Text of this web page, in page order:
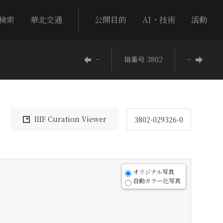
索 華北交通 公開目的 AI・技術 活動
− 箱番号 3802 −
IIIF Curation Viewer 3802-029326-0
オリジナル写真
自動カラー化写真